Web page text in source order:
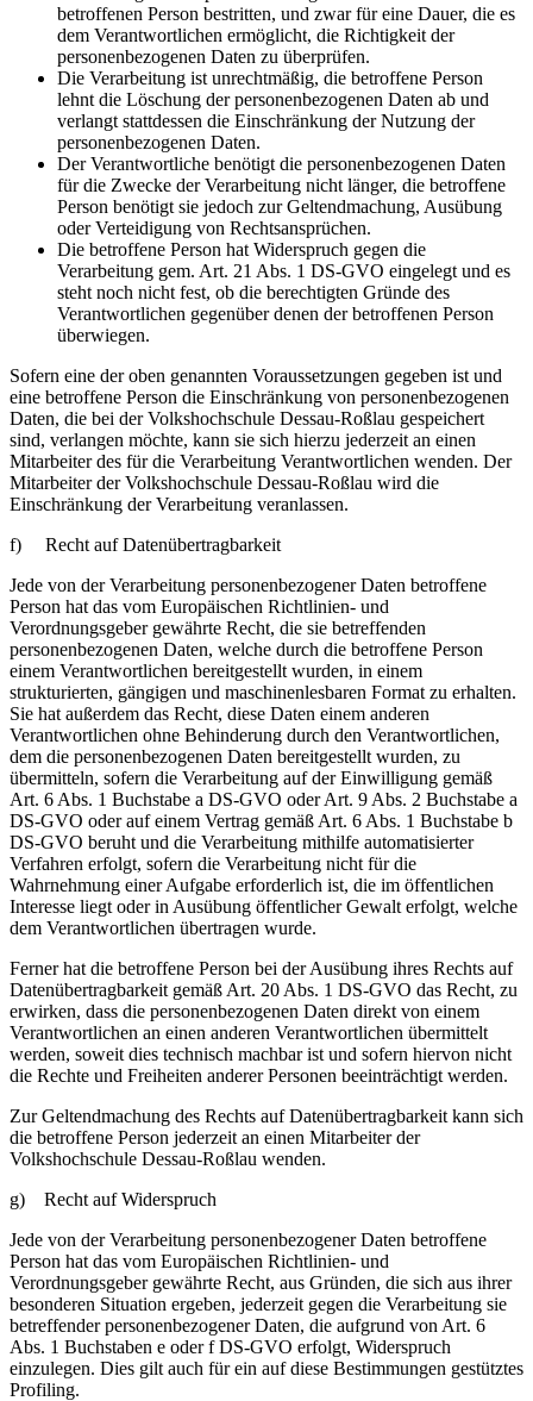
betroffenen Person bestritten, und zwar für eine Dauer, die es
dem Verantwortlichen ermöglicht, die Richtigkeit der
personenbezogenen Daten zu überprüfen.
Die Verarbeitung ist unrechtmäßig, die betroffene Person
lehnt die Löschung der personenbezogenen Daten ab und
verlangt stattdessen die Einschränkung der Nutzung der
personenbezogenen Daten.
Der Verantwortliche benötigt die personenbezogenen Daten
für die Zwecke der Verarbeitung nicht länger, die betroffene
Person benötigt sie jedoch zur Geltendmachung, Ausübung
oder Verteidigung von Rechtsansprüchen.
Die betroffene Person hat Widerspruch gegen die
Verarbeitung gem. Art. 21 Abs. 1 DS-GVO eingelegt und es
steht noch nicht fest, ob die berechtigten Gründe des
Verantwortlichen gegenüber denen der betroffenen Person
überwiegen.
Sofern eine der oben genannten Voraussetzungen gegeben ist und
eine betroffene Person die Einschränkung von personenbezogenen
Daten, die bei der Volkshochschule Dessau-Roßlau gespeichert
sind, verlangen möchte, kann sie sich hierzu jederzeit an einen
Mitarbeiter des für die Verarbeitung Verantwortlichen wenden. Der
Mitarbeiter der Volkshochschule Dessau-Roßlau wird die
Einschränkung der Verarbeitung veranlassen.
f) Recht auf Datenübertragbarkeit
Jede von der Verarbeitung personenbezogener Daten betroffene
Person hat das vom Europäischen Richtlinien- und
Verordnungsgeber gewährte Recht, die sie betreffenden
personenbezogenen Daten, welche durch die betroffene Person
einem Verantwortlichen bereitgestellt wurden, in einem
strukturierten, gängigen und maschinenlesbaren Format zu erhalten.
Sie hat außerdem das Recht, diese Daten einem anderen
Verantwortlichen ohne Behinderung durch den Verantwortlichen,
dem die personenbezogenen Daten bereitgestellt wurden, zu
übermitteln, sofern die Verarbeitung auf der Einwilligung gemäß
Art. 6 Abs. 1 Buchstabe a DS-GVO oder Art. 9 Abs. 2 Buchstabe a
DS-GVO oder auf einem Vertrag gemäß Art. 6 Abs. 1 Buchstabe b
DS-GVO beruht und die Verarbeitung mithilfe automatisierter
Verfahren erfolgt, sofern die Verarbeitung nicht für die
Wahrnehmung einer Aufgabe erforderlich ist, die im öffentlichen
Interesse liegt oder in Ausübung öffentlicher Gewalt erfolgt, welche
dem Verantwortlichen übertragen wurde.
Ferner hat die betroffene Person bei der Ausübung ihres Rechts auf
Datenübertragbarkeit gemäß Art. 20 Abs. 1 DS-GVO das Recht, zu
erwirken, dass die personenbezogenen Daten direkt von einem
Verantwortlichen an einen anderen Verantwortlichen übermittelt
werden, soweit dies technisch machbar ist und sofern hiervon nicht
die Rechte und Freiheiten anderer Personen beeinträchtigt werden.
Zur Geltendmachung des Rechts auf Datenübertragbarkeit kann sich
die betroffene Person jederzeit an einen Mitarbeiter der
Volkshochschule Dessau-Roßlau wenden.
g) Recht auf Widerspruch
Jede von der Verarbeitung personenbezogener Daten betroffene
Person hat das vom Europäischen Richtlinien- und
Verordnungsgeber gewährte Recht, aus Gründen, die sich aus ihrer
besonderen Situation ergeben, jederzeit gegen die Verarbeitung sie
betreffender personenbezogener Daten, die aufgrund von Art. 6
Abs. 1 Buchstaben e oder f DS-GVO erfolgt, Widerspruch
einzulegen. Dies gilt auch für ein auf diese Bestimmungen gestütztes
Profiling.